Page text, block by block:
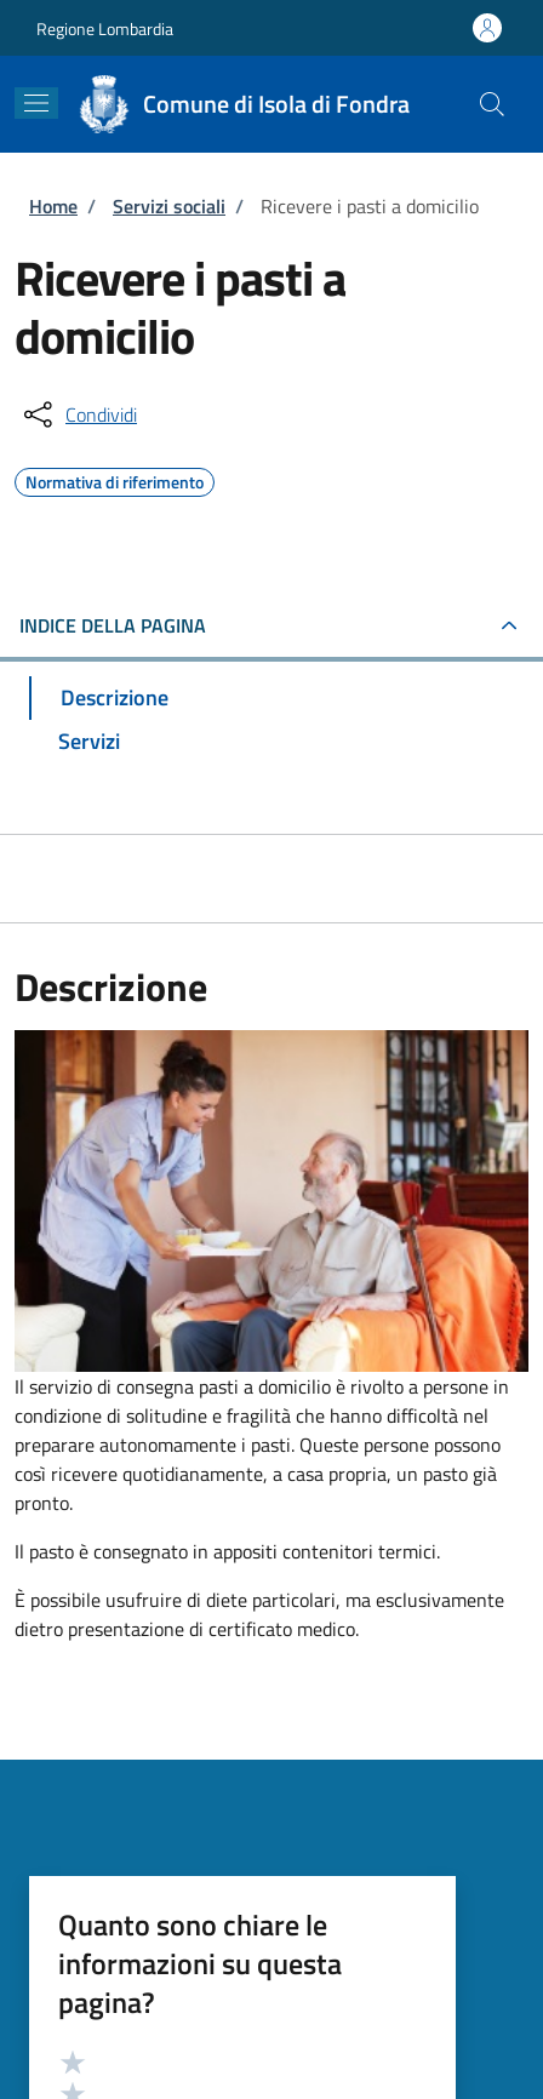
Regione Lombardia
Comune di Isola di Fondra
Briciole di pane
Home / Servizi sociali / Ricevere i pasti a domicilio
Ricevere i pasti a
domicilio
Condividi
Normativa di riferimento
INDICE DELLA PAGINA
Descrizione
Servizi
Descrizione
Il servizio di consegna pasti a domicilio è rivolto a persone in
condizione di solitudine e fragilità che hanno difficoltà nel
preparare autonomamente i pasti. Queste persone possono
così ricevere quotidianamente, a casa propria, un pasto già
pronto.
Il pasto è consegnato in appositi contenitori termici.
È possibile usufruire di diete particolari, ma esclusivamente
dietro presentazione di certificato medico.
Quanto sono chiare le
informazioni su questa
pagina?
Valutazione